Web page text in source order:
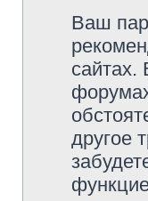
Ваш
сайтах.
другое